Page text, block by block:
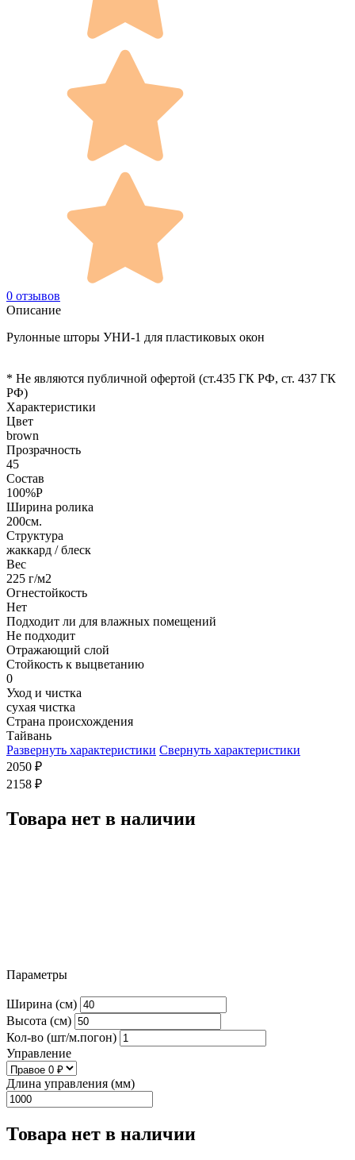
0 отзывов
Описание
Рулонные шторы УНИ-1 для пластиковых окон
* Не являются публичной офертой (ст.435 ГК РФ, cт. 437 ГК
РФ)
Характеристики
Цвет
brown
Прозрачность
45
Состав
100%P
Ширина ролика
200см.
Структура
жаккард / блеск
Вес
225 г/м2
Огнестойкость
Нет
Подходит ли для влажных помещений
Не подходит
Отражающий слой
Стойкость к выцветанию
0
Уход и чистка
сухая чистка
Страна происхождения
Тайвань
Развернуть характеристики Свернуть характеристики
2050 ₽
2158 ₽
Товара нет в наличии
Параметры
Ширина (см)
Высота (см)
Кол-во (шт/м.погон)
Управление
Длина управления (мм)
Товара нет в наличии